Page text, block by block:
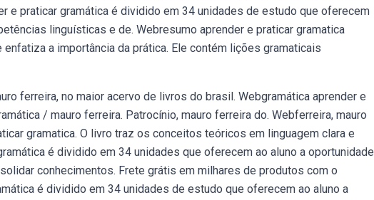
e praticar gramática é dividido em 34 unidades de estudo que oferecem
linguísticas e de. Webresumo aprender e praticar gramatica
a importância da prática. Ele contém lições gramaticais
ferreira, no maior acervo de livros do brasil. Webgramática aprender e
/ mauro ferreira. Patrocínio, mauro ferreira do. Webferreira, mauro
gramatica. O livro traz os conceitos teóricos em linguagem clara e
é dividido em 34 unidades que oferecem ao aluno a oportunidade
conhecimentos. Frete grátis em milhares de produtos com o
é dividido em 34 unidades de estudo que oferecem ao aluno a